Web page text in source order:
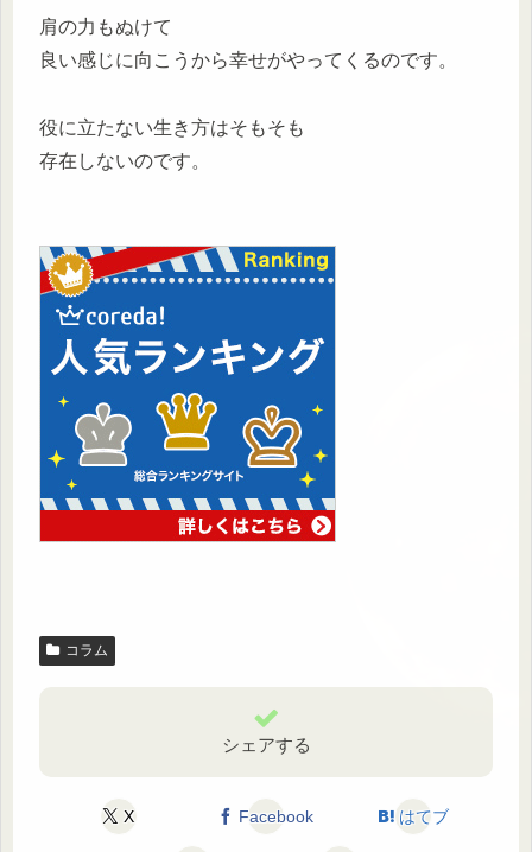
肩の力もぬけて
良い感じに向こうから幸せがやってくるのです。
役に立たない生き方はそもそも
存在しないのです。
コラム
シェアする
X Facebook はてブ